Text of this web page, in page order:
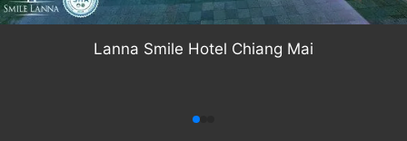
Lanna Smile Hotel Chiang Mai